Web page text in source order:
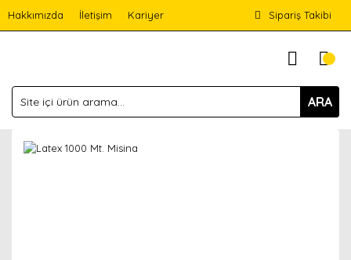
Hakkımızda İletişim Kariyer Sipariş Takibi
ARA